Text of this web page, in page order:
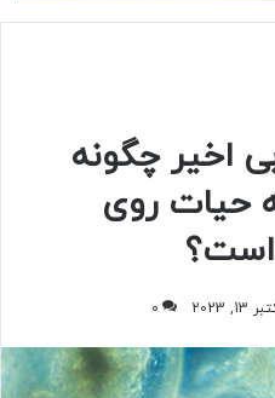
اخیر چگونه
حیات روی
است؟
0